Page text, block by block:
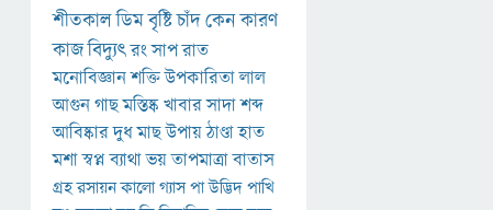
শীতকালডিমবৃষ্টিচাঁদকেনকারণ
কাজবিদ্যুৎরংসাপরাত
মনোবিজ্ঞানশক্তিউপকারিতালাল
আগুনগাছমস্তিষ্কখাবারসাদাশব্দ
আবিষ্কারদুধমাছউপায়ঠাণ্ডাহাত
মশাস্বপ্নব্যাথাভয়তাপমাত্রাবাতাস
গ্রহরসায়নকালোগ্যাসপাউদ্ভিদপাখি